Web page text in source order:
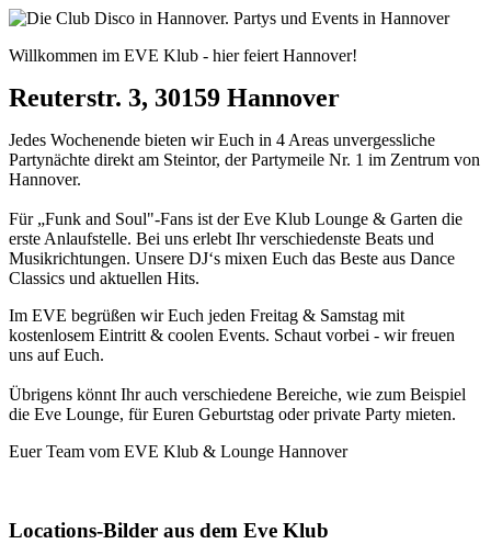
Willkommen im EVE Klub - hier feiert Hannover!
Reuterstr. 3, 30159 Hannover
Jedes Wochenende bieten wir Euch in 4 Areas unvergessliche
Partynächte direkt am Steintor, der Partymeile Nr. 1 im Zentrum von
Hannover.
Für „Funk and Soul"-Fans ist der Eve Klub Lounge & Garten die
erste Anlaufstelle. Bei uns erlebt Ihr verschiedenste Beats und
Musikrichtungen. Unsere DJ‘s mixen Euch das Beste aus Dance
Classics und aktuellen Hits.
Im EVE begrüßen wir Euch jeden Freitag & Samstag mit
kostenlosem Eintritt & coolen Events. Schaut vorbei - wir freuen
uns auf Euch.
Übrigens könnt Ihr auch verschiedene Bereiche, wie zum Beispiel
die Eve Lounge, für Euren Geburtstag oder private Party mieten.
Euer Team vom EVE Klub & Lounge Hannover
Locations-Bilder aus dem Eve Klub